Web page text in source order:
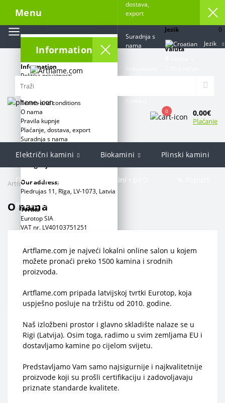
Menu
Information
Information
Politika privatnosti
Sigurnosne mjere za korištenje
Terms and conditions
O nama
Pravila kupnje
Plaćanje, dostava, export
Suradnja s nama
Our address:
Piedrujas 11, Rīga, LV-1073, Latvia
Tvrtka
Eurotop SIA
VAT nr. LV40103751251
Сustomer Support
+371 266 888 00
+371 2 777 88 53
dostava,
export
Suradnja s
nama
projekt
Jezik
Jezik
Valuta
0
0 0,00€
Plaćanje
Električni kamini Biokamini Plinski kamini
Grill & Barbecue Kamini i peći
Robne marke
Artflame.com
O nama
Artflame.com je najveći lokalni online salon u kojem
možete pronaći preko 1500 kamina i srodnih
proizvoda.
Artflame.com pripada latvijskoj tvrtki Eurotop, koja
uspješno posluje na tržištu od 2010. godine.
Naš izložbeni prostor i glavno skladište nalaze se u
Rigi (Latvija). Osim toga, radimo u svim zemljama EU i
dostavljamo kamine po cijelom svijetu.
Predstavljamo Vam samo najsigurnije i najkvalitetnije
proizvode koji su prošli certifikaciju i zadovoljavaju
priznate standarde kvalitete.